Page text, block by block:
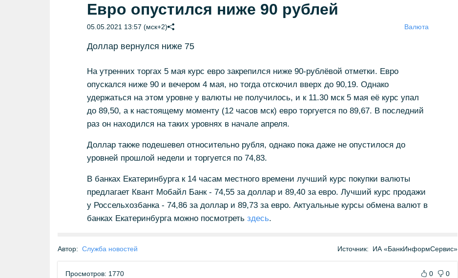
Евро опустился ниже 90 рублей
05.05.2021 13:57 (мск+2) Валюта
Доллар вернулся ниже 75
На утренних торгах 5 мая курс евро закрепился ниже 90-рублёвой отметки. Евро
опускался ниже 90 и вечером 4 мая, но тогда отскочил вверх до 90,19. Однако
удержаться на этом уровне у валюты не получилось, и к 11.30 мск 5 мая её курс упал
до 89,50, а к настоящему моменту (12 часов мск) евро торгуется по 89,67. В последний
раз он находился на таких уровнях в начале апреля.
Доллар также подешевел относительно рубля, однако пока даже не опустилося до
уровней прошлой недели и торгуется по 74,83.
В банках Екатеринбурга к 14 часам местного времени лучший курс покупки валюты
предлагает Квант Мобайл Банк - 74,55 за доллар и 89,40 за евро. Лучший курс продажи
у Россельхозбанка - 74,86 за доллар и 89,73 за евро. Актуальные курсы обмена валют в
банках Екатеринбурга можно посмотреть здесь.
Автор: Служба новостей Источник: ИА «БанкИнформСервис»
Просмотров: 1770 0 0